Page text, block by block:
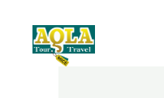
content